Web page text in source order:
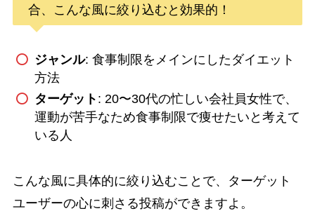
合、こんな風に絞り込むと効果的！
ジャンル: 食事制限をメインにしたダイエット
方法
ターゲット : 20〜30代の忙しい会社員女性で、
運動が苦手なため食事制限で痩せたいと考えて
いる人
こんな風に具体的に絞り込むことで、ターゲット
ユーザーの心に刺さる投稿ができますよ。